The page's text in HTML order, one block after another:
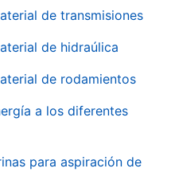
de transmisiones
de hidraúlica
de rodamientos
a los diferentes
para aspiración de